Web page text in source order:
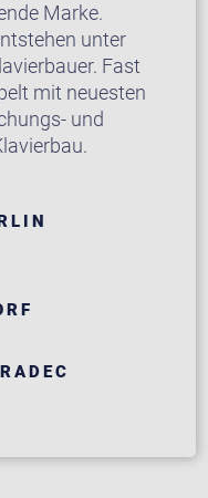
Marke.
unter
Fast
mit neuesten
und